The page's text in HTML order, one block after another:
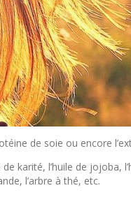
de soie ou encore
karité, l’huile de jojoba,
l’arbre à thé, etc.